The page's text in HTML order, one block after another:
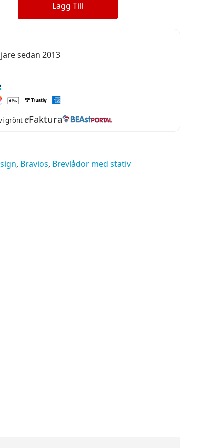
Lägg Till
sedan 2013
grönt eFaktura
, Bravios, Brevlådor med stativ